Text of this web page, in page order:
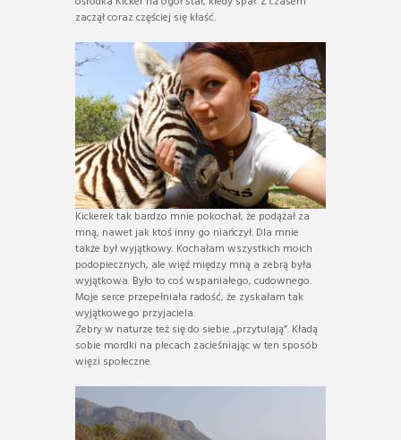
zaczął coraz częściej się kłaść.
Kickerek tak bardzo mnie pokochał, że podążał za
mną, nawet jak ktoś inny go niańczył. Dla mnie
także był wyjątkowy. Kochałam wszystkich moich
podopiecznych, ale więź między mną a zebrą była
wyjątkowa. Było to coś wspaniałego, cudownego.
Moje serce przepełniała radość, że zyskałam tak
wyjątkowego przyjaciela.
Zebry w naturze też się do siebie „przytulają”. Kładą
sobie mordki na plecach zacieśniając w ten sposób
więzi społeczne.